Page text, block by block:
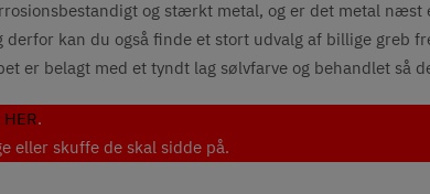
og stærkt metal, og er det metal
kan du også finde et stort udvalg af billige greb
er belagt med et tyndt lag sølvfarve og behandlet så
HER.
eller skuffe de skal sidde på.